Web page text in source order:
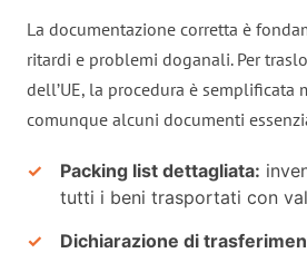
La documentazione corretta è
ritardi e problemi doganali. Per
dell’UE, la procedura è semplificata
comunque alcuni documenti
Packing list dettagliata:
tutti i beni trasportati con
Dichiarazione di